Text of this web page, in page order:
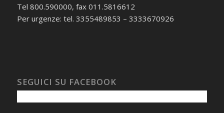
Tel 800.590000, fax 011.5816612
Per urgenze: tel. 3355489853 – 3333670926
SEGUICI SU FACEBOOK